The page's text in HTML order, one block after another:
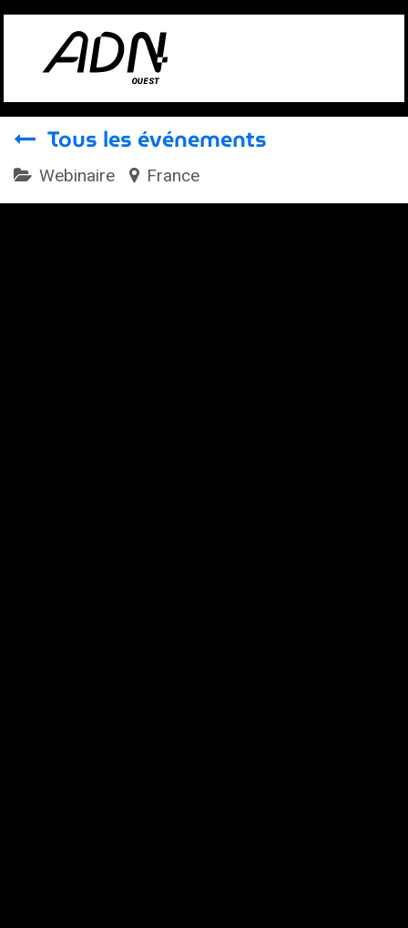
Se rendre au contenu
Tous les événements
Webinaire France